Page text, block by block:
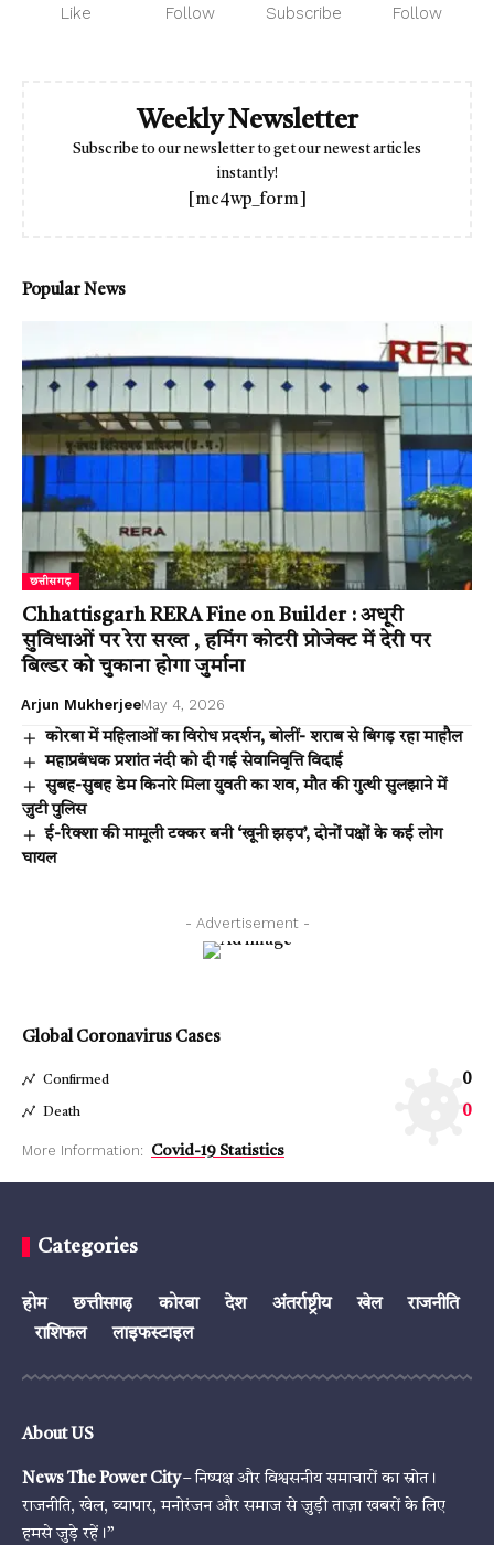
Like Follow Subscribe Follow
Weekly Newsletter
Subscribe to our newsletter to get our newest articles
instantly!
[mc4wp_form]
Popular News
छत्तीसगढ़
Chhattisgarh RERA Fine on Builder : अधूरी
सुविधाओं पर रेरा सख्त , हमिंग कोटरी प्रोजेक्ट में देरी पर
बिल्डर को चुकाना होगा जुर्माना
Arjun MukherjeeMay 4, 2026
कोरबा में महिलाओं का विरोध प्रदर्शन, बोलीं- शराब से बिगड़ रहा माहौल
महाप्रबंधक प्रशांत नंदी को दी गई सेवानिवृत्ति विदाई
सुबह-सुबह डेम किनारे मिला युवती का शव, मौत की गुत्थी सुलझाने में
जुटी पुलिस
ई-रिक्शा की मामूली टक्कर बनी ‘खूनी झड़प’, दोनों पक्षों के कई लोग
घायल
- Advertisement -
Global Coronavirus Cases
Confirmed 0
Death 0
More Information: Covid-19 Statistics
Categories
होम छत्तीसगढ़ कोरबा देश अंतर्राष्ट्रीय खेल
राजनीति
राशिफल
लाइफस्टाइल
About US
News The Power City– निष्पक्ष और विश्वसनीय समाचारों का स्रोत।
राजनीति, खेल, व्यापार, मनोरंजन और समाज से जुड़ी ताज़ा खबरों के लिए
हमसे जुड़े रहें।”